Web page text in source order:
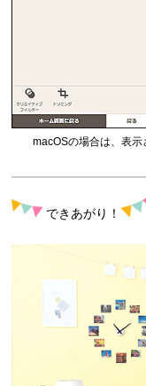
macOSの場合は、表示
できあがり！